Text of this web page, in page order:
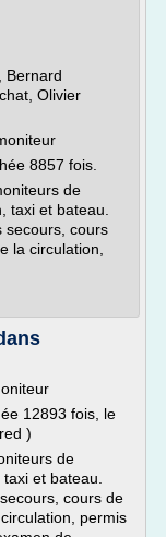
Bernard
Olivier
8857 fois.
de
taxi et bateau.
secours, cours
la circulation,
12893 fois, le
)
de
et bateau.
cours de
permis